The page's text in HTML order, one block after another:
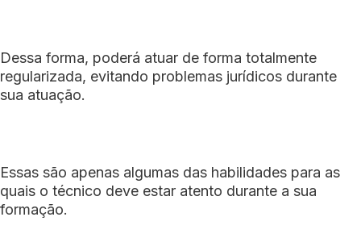
Dessa forma, poderá atuar de forma totalmente
regularizada, evitando problemas jurídicos durante
sua atuação.
Essas são apenas algumas das habilidades para as
quais o técnico deve estar atento durante a sua
formação.